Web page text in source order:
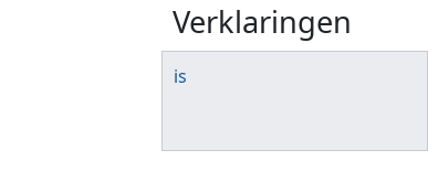
Verklaringen
is